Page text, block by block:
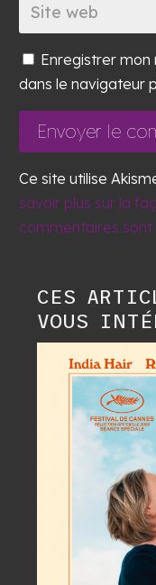
Enregistrer
dans le navigateur
Envoyer le
Ce site utilise
savoir plus sur la
commentaires
CES
VOUS